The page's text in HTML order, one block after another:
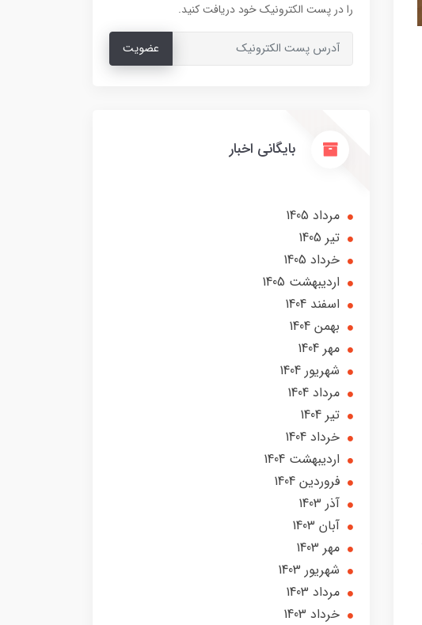
را در پست الکترونیک خود دریافت کنید.
عضویت
بایگانی اخبار
مرداد 1405
تير 1405
خرداد 1405
ارديبهشت 1405
اسفند 1404
بهمن 1404
مهر 1404
شهریور 1404
مرداد 1404
تير 1404
خرداد 1404
ارديبهشت 1404
فروردین 1404
آذر 1403
آبان 1403
مهر 1403
شهریور 1403
مرداد 1403
خرداد 1403